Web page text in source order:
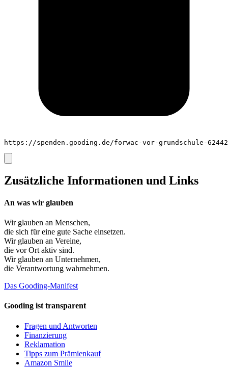
https://spenden.gooding.de/forwac-vor-grundschule-62442
Zusätzliche Informationen und Links
An was wir glauben
Wir glauben an Menschen,
die sich für eine gute Sache einsetzen.
Wir glauben an Vereine,
die vor Ort aktiv sind.
Wir glauben an Unternehmen,
die Verantwortung wahrnehmen.
Das Gooding-Manifest
Gooding ist transparent
Fragen und Antworten
Finanzierung
Reklamation
Tipps zum Prämienkauf
Amazon Smile